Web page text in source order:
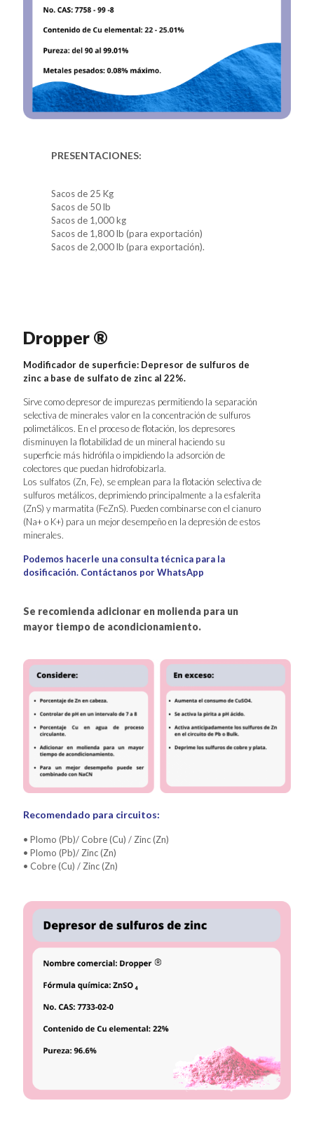
PRESENTACIONES:
Sacos de 25 Kg
Sacos de 50 lb
Sacos de 1,000 kg
Sacos de 1,800 lb (para exportación)
Sacos de 2,000 lb (para exportación).
Dropper ®
Modificador de superficie: Depresor de sulfuros de
zinc a base de sulfato de zinc al 22%.
Sirve como depresor de impurezas permitiendo la separación
selectiva de minerales valor en la concentración de sulfuros
polimetálicos. En el proceso de flotación, los depresores
disminuyen la flotabilidad de un mineral haciendo su
superficie más hidrófila o impidiendo la adsorción de
colectores que puedan hidrofobizarla.
Los sulfatos (Zn, Fe), se emplean para la flotación selectiva de
sulfuros metálicos, deprimiendo principalmente a la esfalerita
(ZnS) y marmatita (FeZnS). Pueden combinarse con el cianuro
(Na+ o K+) para un mejor desempeño en la depresión de estos
minerales.
Podemos hacerle una consulta técnica para la
dosificación. Contáctanos por WhatsApp
Se recomienda adicionar en molienda para un
mayor tiempo de acondicionamiento.
Recomendado para circuitos:
• Plomo (Pb)/ Cobre (Cu) / Zinc (Zn)
• Plomo (Pb)/ Zinc (Zn)
• Cobre (Cu) / Zinc (Zn)